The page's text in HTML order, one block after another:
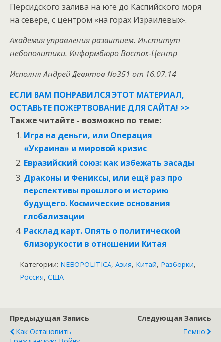
Персидского залива на юге до Каспийского моря
на севере, с центром «на горах Израилевых».
Академия управления развитием. Институт
небополитики. Информбюро Восток-Центр
Исполнл Андрей Девятов No351 от 16.07.14
ЕСЛИ ВАМ ПОНРАВИЛСЯ ЭТОТ МАТЕРИАЛ,
ОСТАВЬТЕ ПОЖЕРТВОВАНИЕ ДЛЯ САЙТА! >>
Также читайте - возможно по теме:
Игра на деньги, или Операция
«Украина» и мировой кризис
Евразийский союз: как избежать засады
Драконы и Фениксы, или ещё раз про
перспективы прошлого и историю
будущего. Космические основания
глобализации
Расклад карт. Опять о политической
близорукости в отношении Китая
Категории: NEBOPOLITICA, Азия, Китай, Разборки,
Россия, США
Предыдущая Запись
Как Остановить
Следующая Запись
Темно